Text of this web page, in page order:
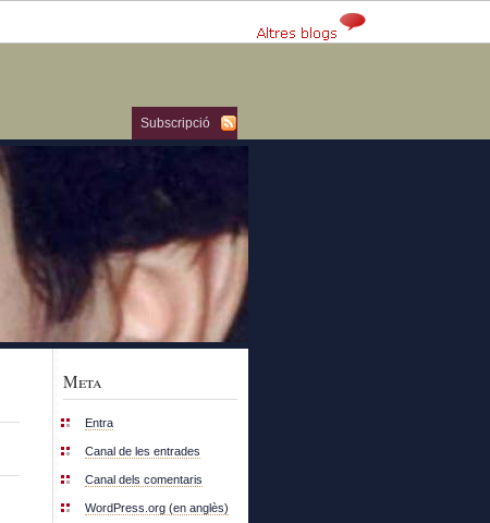
Subscripció
Meta
Entra
Canal de les entrades
Canal dels comentaris
WordPress.org (en anglès)